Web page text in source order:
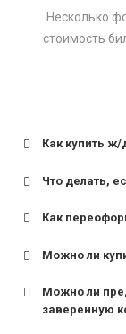
Несколько
стоимость
Как купить ж/
Что делать,
Как
Можно ли
Можно ли
заверенную